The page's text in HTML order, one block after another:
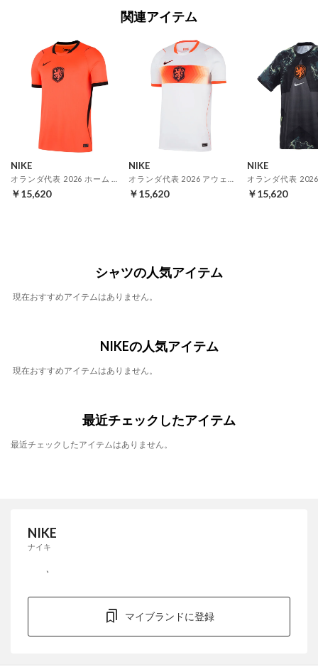
関連アイテム
NIKE
￥15,620
NIKE
￥15,620
NIKE
￥15,620
シャツの人気アイテム
現在おすすめアイテムはありません。
NIKEの人気アイテム
現在おすすめアイテムはありません。
最近チェックしたアイテム
最近チェックしたアイテムはありません。
NIKE
ナイキ
マイブランドに登録